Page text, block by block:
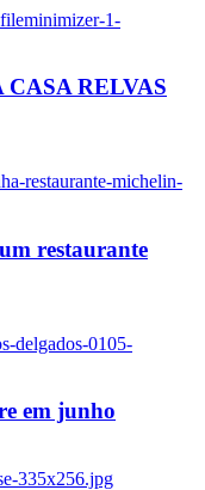
1-
RELVAS
restaurante-michelin-
restaurante
delgados-0105-
em junho
335x256.jpg